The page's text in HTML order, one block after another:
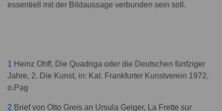
essentiell mit der Bildaussage verbunden sein soll.
1 Heinz Ohff, Die Quadriga oder die Deutschen fünfziger
Jahre, 2. Die Kunst, in: Kat. Frankfurter Kunstverein 1972,
o.Pag
2 Brief von Otto Greis an Ursula Geiger, La Frette sur